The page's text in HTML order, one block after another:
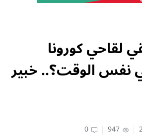
لقاحي كورونا
في نفس الوقت؟.. خبير
947
0